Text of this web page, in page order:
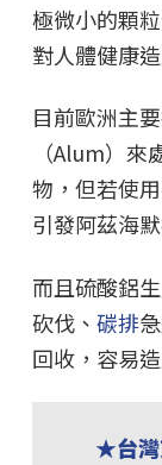
極微小的顆
對人體健康
目前歐洲主
（Alum）來
物，但若使
引發阿茲海
而且硫酸鋁
砍伐、 碳排
回收，容易
★台灣